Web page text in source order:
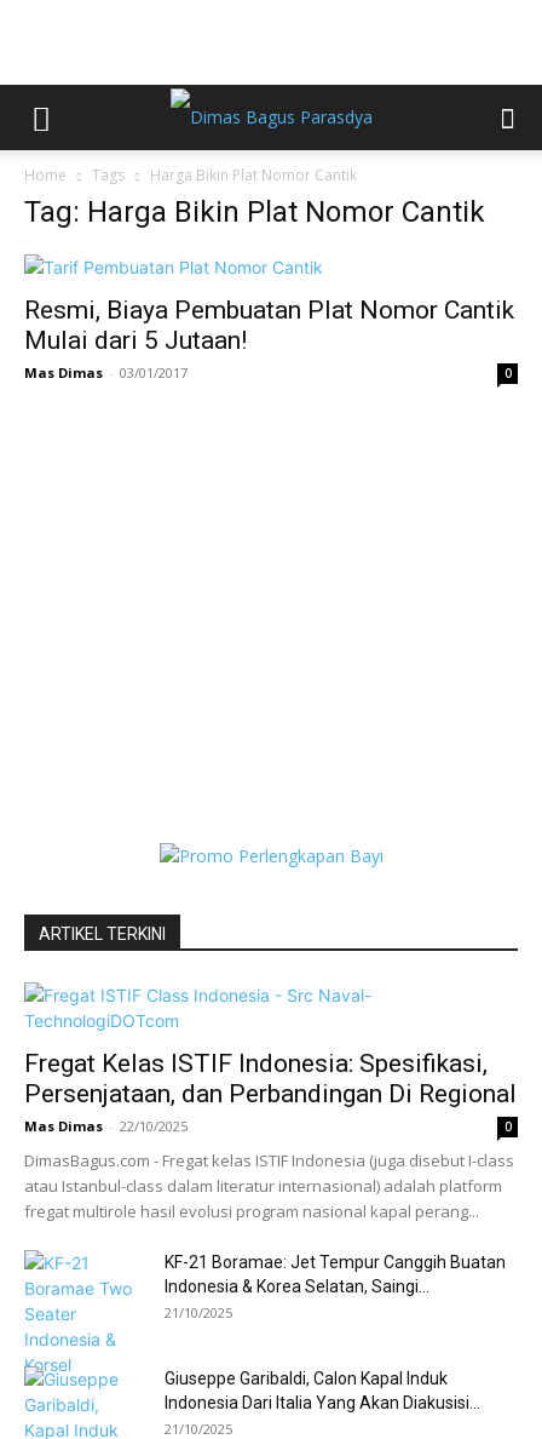
Home Tags Harga Bikin Plat Nomor Cantik
Tag: Harga Bikin Plat Nomor Cantik
Resmi, Biaya Pembuatan Plat Nomor Cantik
Mulai dari 5 Jutaan!
Mas Dimas - 03/01/2017 0
ARTIKEL TERKINI
Fregat Kelas ISTIF Indonesia: Spesifikasi,
Persenjataan, dan Perbandingan Di Regional
Mas Dimas - 22/10/2025 0
DimasBagus.com - Fregat kelas ISTIF Indonesia (juga disebut I-class
atau Istanbul-class dalam literatur internasional) adalah platform
fregat multirole hasil evolusi program nasional kapal perang...
KF-21 Boramae: Jet Tempur Canggih Buatan
Indonesia & Korea Selatan, Saingi...
21/10/2025
Giuseppe Garibaldi, Calon Kapal Induk
Indonesia Dari Italia Yang Akan Diakusisi...
21/10/2025